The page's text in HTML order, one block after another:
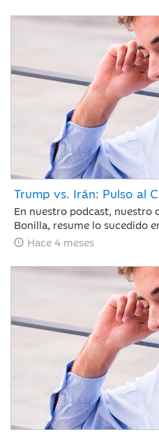
de forma abrupta como
Trump vs. Irán: Pulso al
En nuestro podcast, nuestro
Bonilla, resume lo sucedido
mercados en la que Trump
infraestructura energética
“edad de piedra” si no se
antes del martes por la
Hace 4 meses